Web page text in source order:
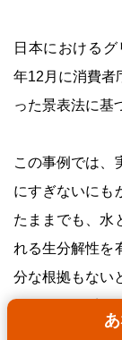
日本における
年12月に消費者
った景表法に基
この事例では、
にすぎないにも
たままでも、水
れる生分解性を
分な根拠もない
が、裏づけす